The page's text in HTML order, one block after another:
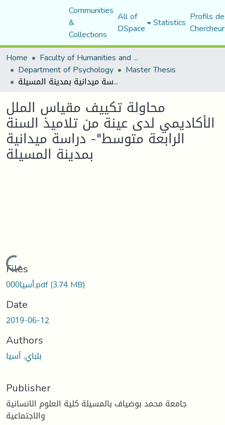
Communities
&
Collections
All of
DSpace Statistics Profils
Home
Faculty of Humanities and Social Sciences
Department of Psychology Master Thesis
محاولة تكييف مقياس الملل الأكاديمي لدى عينة من تلاميذ السنة الرابعة متوسط"- دراسة ميدانية بمدينة المسيلة
محاولة تكييف مقياس الملل
الأكاديمي لدى عينة من تلاميذ السنة
الرابعة متوسط"- دراسة ميدانية
بمدينة المسيلة
Loading...
Files
أسيا000.pdf(3.74 MB)
Date
2019-06-12
Authors
بلباي, أسيا
Publisher
جامعة محمد بوضياف بالمسيلة كلية العلوم الانسانية
والاجتماعية